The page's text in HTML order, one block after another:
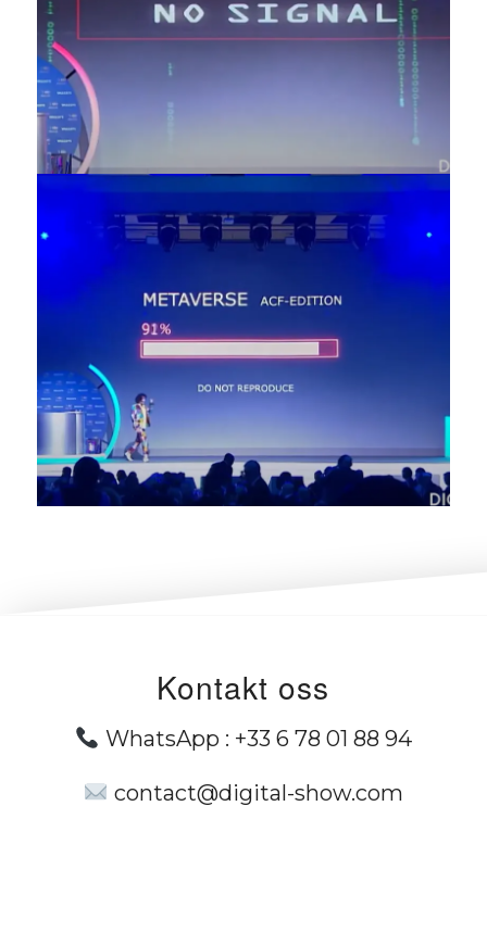
Kontakt oss
WhatsApp : +33 6 78 01 88 94
contact@digital-show.com